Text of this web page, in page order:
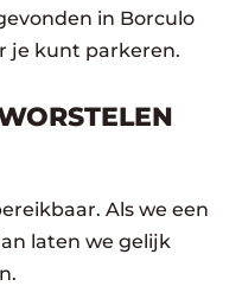
in Borculo
je kunt parkeren.
Als we een
laten we gelijk